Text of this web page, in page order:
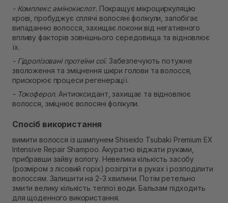
- Комплекс амінокислот. Покращує мікроциркуляцію
крові, пробуджує сплячі волосяні фолікули, запобігає
випаданню волосся, захищає локони від негативного
впливу факторів зовнішнього середовища та відновлює
їх.
- Гідролізовані протеїни сої. Забезпечують потужне
зволоження та зміцнення шкіри голови та волосся,
прискорює процеси регенерації.
- Токоферол. Антиоксидант, захищає та відновлює
волосся, зміцнює волосяні фолікули.
Спосіб використання
вимити волосся із шампунем Shiseido Tsubaki Premium EX
Intensive Repair Shampoo. Акуратно віджати руками,
прибравши зайву вологу. Невелика кількість засобу
(розміром з лісовий горіх) розігріти в руках і розподілити
волоссям. Залишити на 2-3 хвилини. Потім ретельно
змити велику кількість теплої води. Бальзам підходить
для щоденного використання.